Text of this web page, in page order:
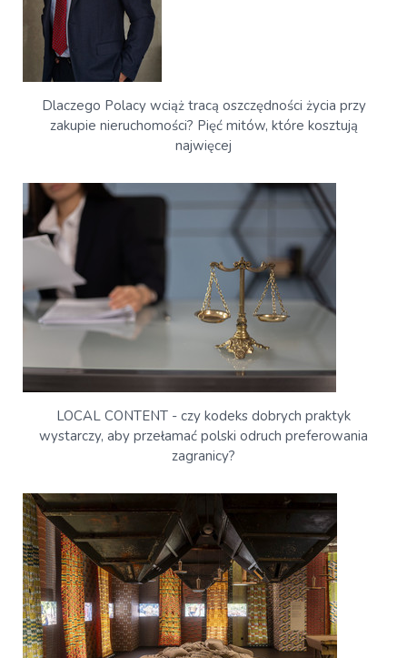
Dlaczego Polacy wciąż tracą oszczędności życia przy
zakupie nieruchomości? Pięć mitów, które kosztują
najwięcej
LOCAL CONTENT - czy kodeks dobrych praktyk
wystarczy, aby przełamać polski odruch preferowania
zagranicy?